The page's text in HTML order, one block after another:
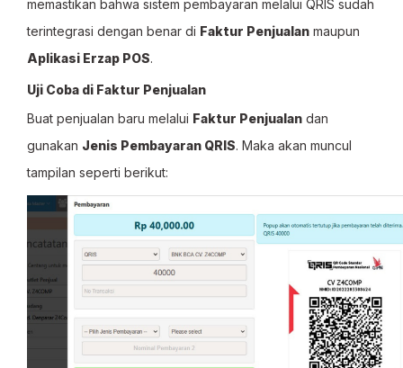
memastikan bahwa sistem pembayaran melalui QRIS sudah
terintegrasi dengan benar di Faktur Penjualan maupun
Aplikasi Erzap POS.
Uji Coba di Faktur Penjualan
Buat penjualan baru melalui Faktur Penjualan dan
gunakan Jenis Pembayaran QRIS. Maka akan muncul
tampilan seperti berikut: